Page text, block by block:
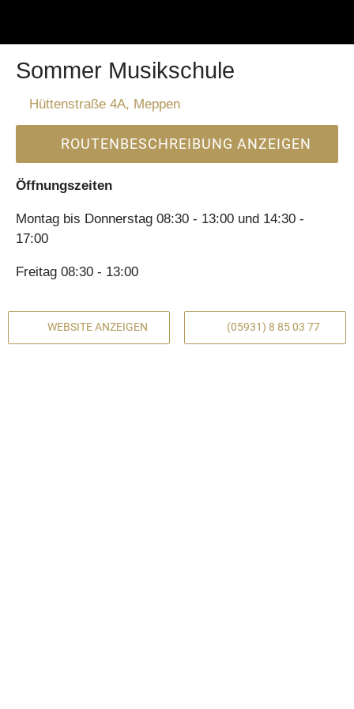
Sommer Musikschule
Hüttenstraße 4A, Meppen
ROUTENBESCHREIBUNG ANZEIGEN
Öffnungszeiten
Montag bis Donnerstag 08:30 - 13:00 und 14:30 -
17:00
Freitag 08:30 - 13:00
WEBSITE ANZEIGEN (05931) 8 85 03 77